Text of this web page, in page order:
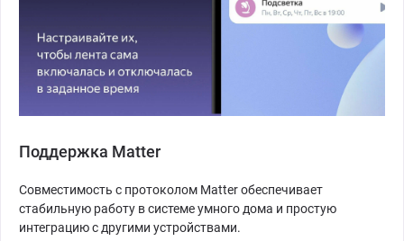
Поддержка Matter
Совместимость с протоколом Matter обеспечивает
стабильную работу в системе умного дома и простую
интеграцию с другими устройствами.